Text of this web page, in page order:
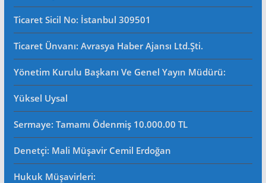
Ticaret Sicil No: İstanbul 309501
Ticaret Ünvanı: Avrasya Haber Ajansı Ltd.Şti.
Yönetim Kurulu Başkanı Ve Genel Yayın Müdürü:
Yüksel Uysal
Sermaye: Tamamı Ödenmiş 10.000.00 TL
Denetçi: Mali Müşavir Cemil Erdoğan
Hukuk Müşavirleri: